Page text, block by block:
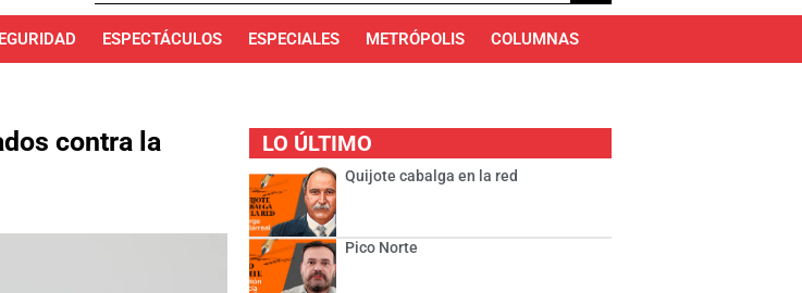
ESPECTÁCULOS ESPECIALES METRÓPOLIS COLUMNAS
contra la
LO ÚLTIMO
Quijote cabalga en la red
Pico Norte